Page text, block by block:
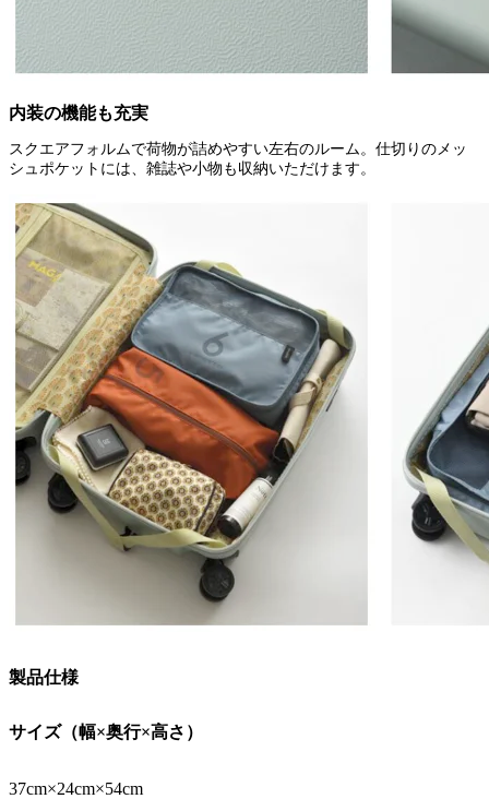
内装の機能も充実
スクエアフォルムで荷物が詰めやすい左右のルーム。仕切りのメッ
シュポケットには、雑誌や小物も収納いただけます。
製品仕様
サイズ（幅×奥行×高さ）
37cm×24cm×54cm